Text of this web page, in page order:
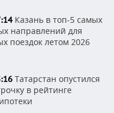
Казань в топ-5 самых
направлений для
поездок летом 2026
Татарстан опустился
в рейтинге